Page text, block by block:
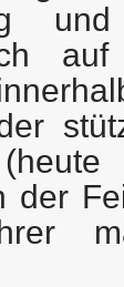
und
der